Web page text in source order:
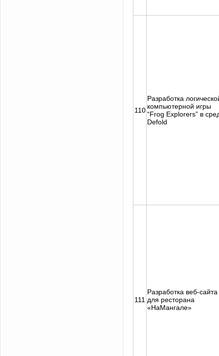
110
Разработка
компьютерной игры
“Frog Explorers” в
Defold
111
Разработка веб-сайта
для ресторана
«НаМангале»